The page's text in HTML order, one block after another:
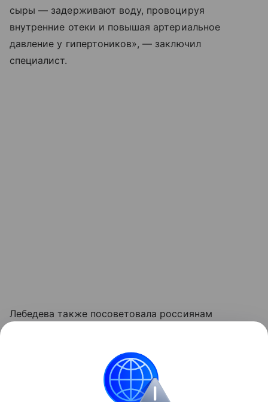
сыры — задерживают воду, провоцируя
внутренние отеки и повышая артериальное
давление у гипертоников», — заключил
специалист.
Лебедева также посоветовала россиянам
температуры равномерно и небольшими глотками.